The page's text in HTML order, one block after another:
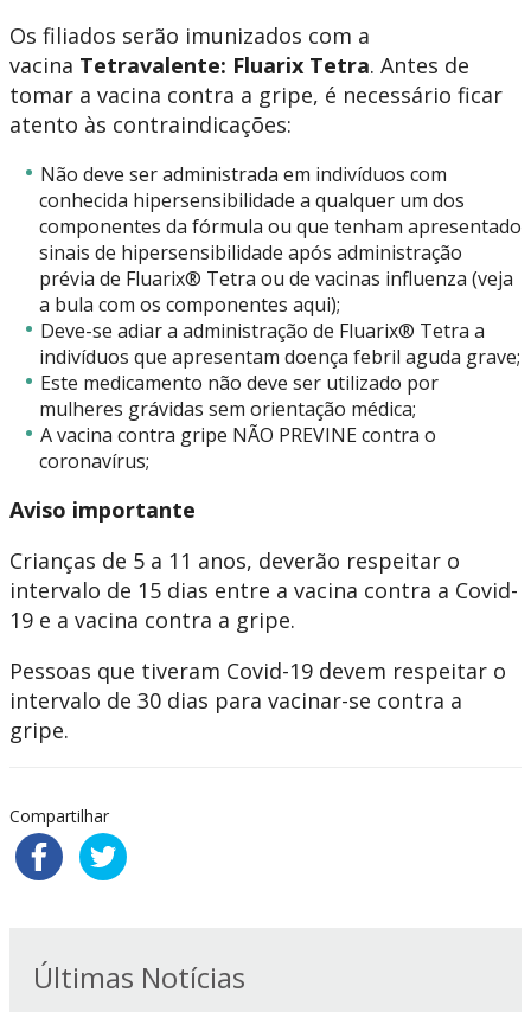
Os filiados serão imunizados com a
vacina Tetravalente: Fluarix Tetra. Antes de
tomar a vacina contra a gripe, é necessário ficar
atento às contraindicações:
Não deve ser administrada em indivíduos com
conhecida hipersensibilidade a qualquer um dos
componentes da fórmula ou que tenham apresentado
sinais de hipersensibilidade após administração
prévia de Fluarix® Tetra ou de vacinas influenza (veja
a bula com os componentes aqui);
Deve-se adiar a administração de Fluarix® Tetra a
indivíduos que apresentam doença febril aguda grave;
Este medicamento não deve ser utilizado por
mulheres grávidas sem orientação médica;
A vacina contra gripe NÃO PREVINE contra o
coronavírus;
Aviso importante
Crianças de 5 a 11 anos, deverão respeitar o
intervalo de 15 dias entre a vacina contra a Covid-
19 e a vacina contra a gripe.
Pessoas que tiveram Covid-19 devem respeitar o
intervalo de 30 dias para vacinar-se contra a
gripe.
Compartilhar
Últimas Notícias